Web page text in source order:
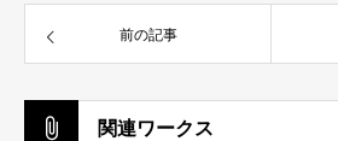
前の記事
関連ワークス